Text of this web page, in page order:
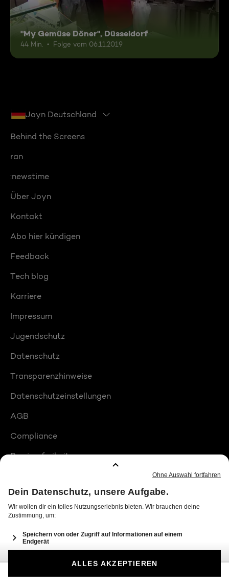
"My Gemüse Döner", Düsseldorf
44 Min. Folge vom 06.11.2019
Joyn Deutschland
Behind the Screens
ran
:newstime
Über Joyn
Kontakt
Abo hier kündigen
Feedback
Tech blog
Karriere
Impressum
Jugendschutz
Datenschutz
Transparenzhinweise
Datenschutzeinstellungen
AGB
Compliance
Barrierefreiheit